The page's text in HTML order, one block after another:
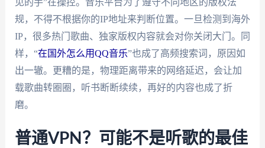
规，不得不根据你的IP地址来判断位置。一旦检测到海外
IP，很多热门歌曲、独家版权内容就会对你关闭大门。同
样，“在国外怎么用QQ音乐”也成了高频搜索词，原因如
出一辙。更糟的是，物理距离带来的网络延迟，会让加
载歌曲转圈圈，听书断断续续，再好的内容也成了折
磨。
普通VPN？可能不是听歌的最佳